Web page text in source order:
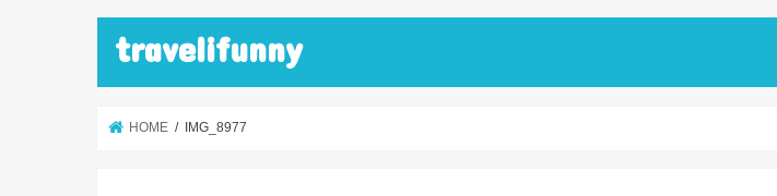
travelifunny
HOME IMG_8977